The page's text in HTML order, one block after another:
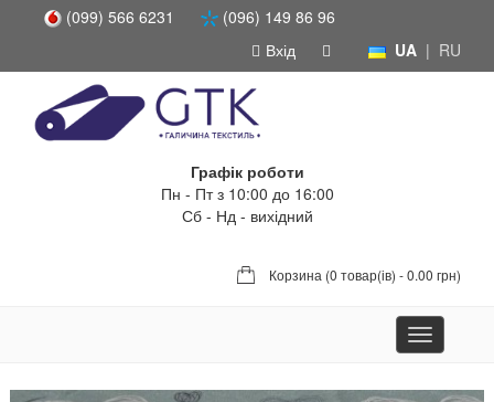
(099) 566 6231
(096) 149 86 96
UA | RU
Вхід
Графік роботи
Пн - Пт з 10:00 до 16:00
Сб - Нд - вихідний
Корзина (0 товар(ів) - 0.00 грн)
Toggle
navigation